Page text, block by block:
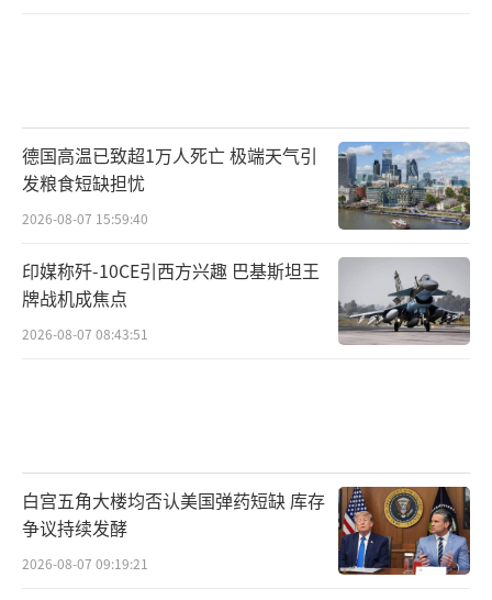
德国高温已致超1万人死亡 极端天气引
发粮食短缺担忧
2026-08-07 15:59:40
印媒称歼-10CE引西方兴趣 巴基斯坦王
牌战机成焦点
2026-08-07 08:43:51
白宫五角大楼均否认美国弹药短缺 库存
争议持续发酵
2026-08-07 09:19:21